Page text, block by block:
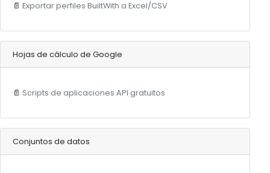
📄 Exportar perfiles BuiltWith a Excel/CSV
Hojas de cálculo de Google
📄 Scripts de aplicaciones API gratuitos
Conjuntos de datos